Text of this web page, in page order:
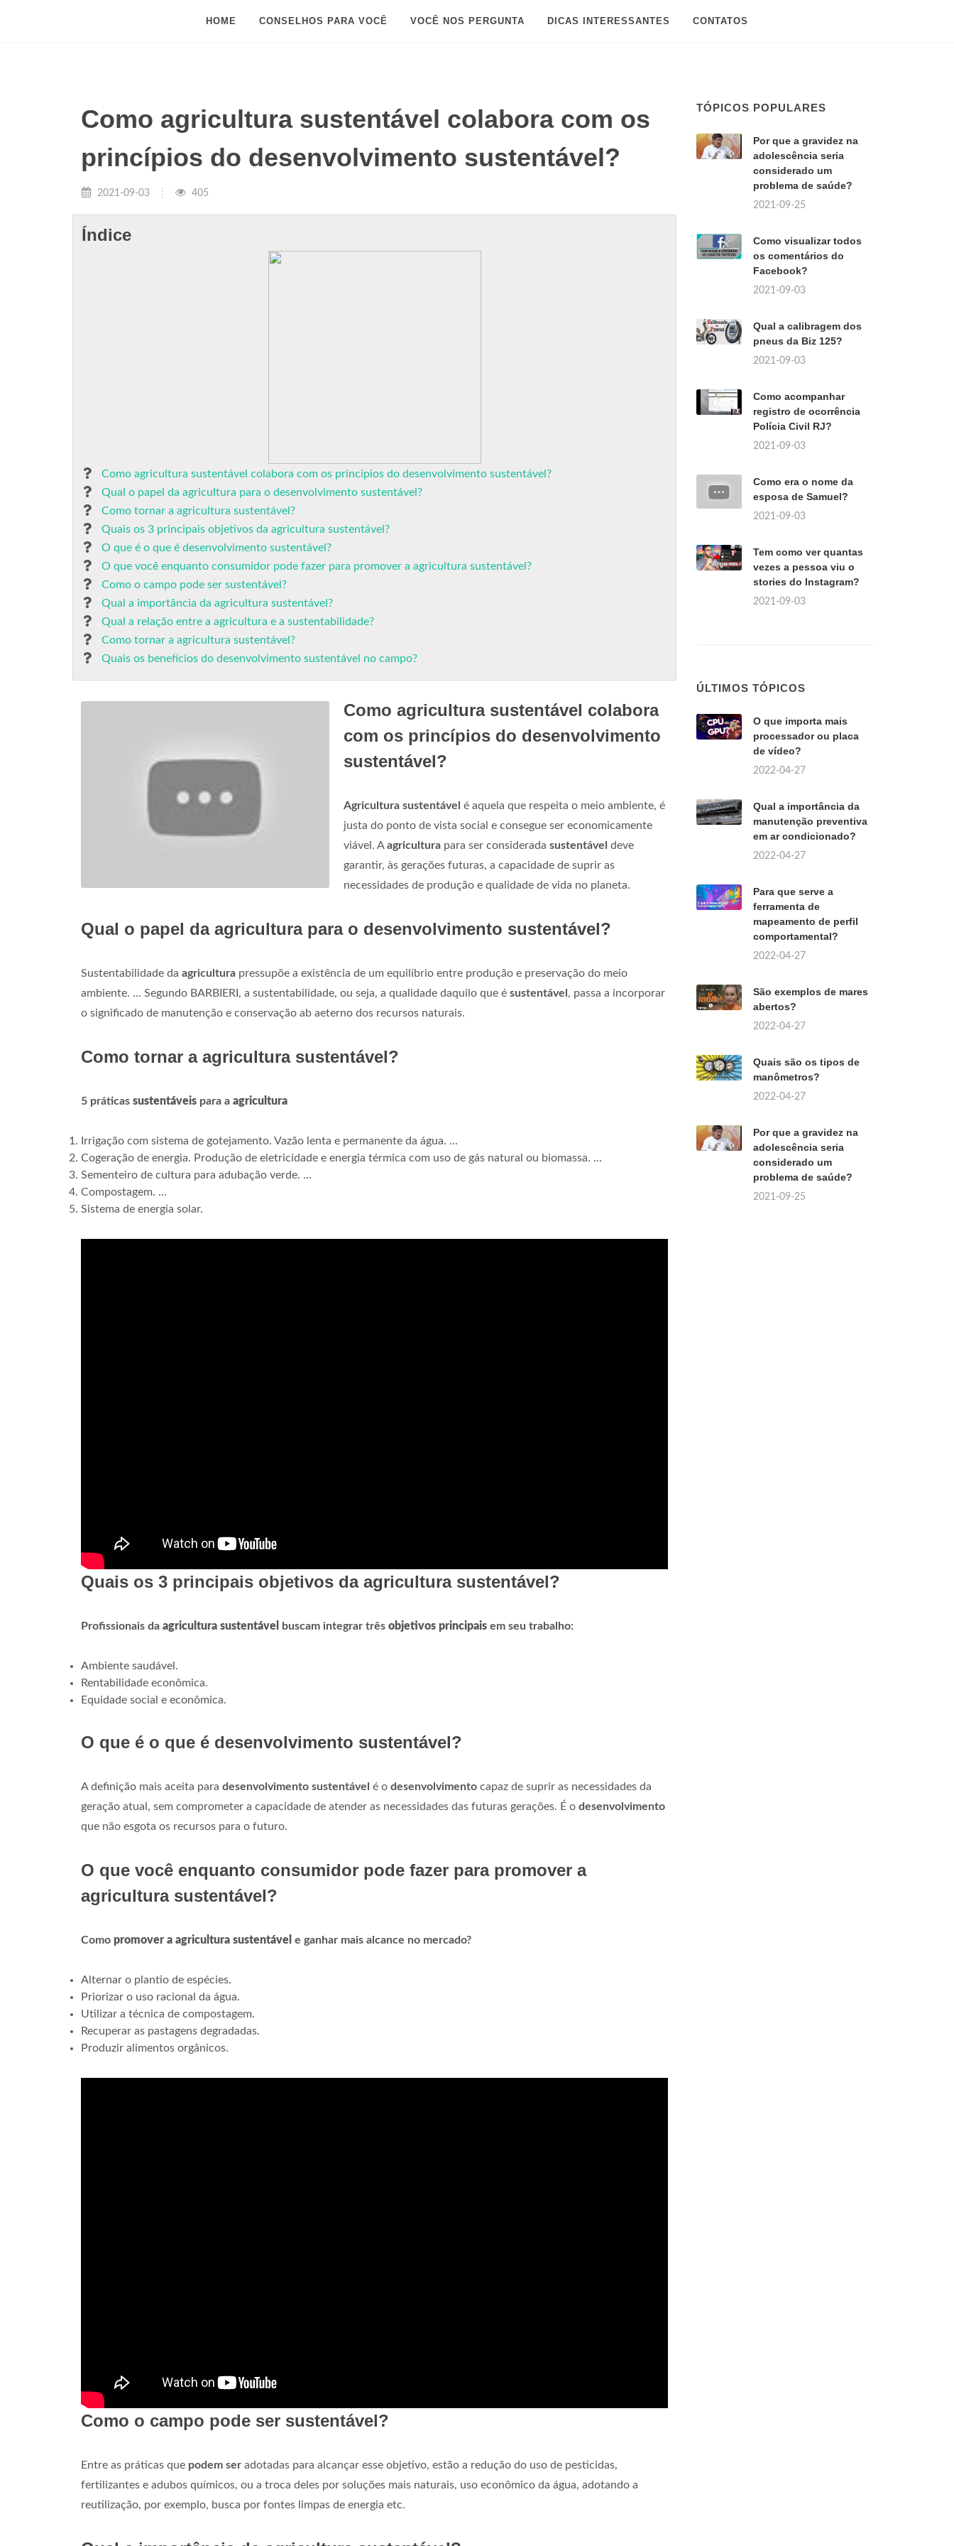
HOME CONSELHOS PARA VOCÊ VOCÊ NOS PERGUNTA DICAS INTERESSANTES CONTATOS
Como agricultura sustentável colabora com os
princípios do desenvolvimento sustentável?
2021-09-03 405
Índice
Como agricultura sustentável colabora com os princípios do desenvolvimento sustentável?
Qual o papel da agricultura para o desenvolvimento sustentável?
Como tornar a agricultura sustentável?
Quais os 3 principais objetivos da agricultura sustentável?
O que é o que é desenvolvimento sustentável?
O que você enquanto consumidor pode fazer para promover a agricultura sustentável?
Como o campo pode ser sustentável?
Qual a importância da agricultura sustentável?
Qual a relação entre a agricultura e a sustentabilidade?
Como tornar a agricultura sustentável?
Quais os benefícios do desenvolvimento sustentável no campo?
Como agricultura sustentável colabora
com os princípios do desenvolvimento
sustentável?
Agricultura sustentável é aquela que respeita o meio ambiente, é
justa do ponto de vista social e consegue ser economicamente
viável. Aagricultura para ser considerada sustentável deve
garantir, às gerações futuras, a capacidade de suprir as
necessidades de produção e qualidade de vida no planeta.
Qual o papel da agricultura para o desenvolvimento sustentável?
Sustentabilidade da agricultura pressupõe a existência de um equilíbrio entre produção e preservação do meio
ambiente. ... Segundo BARBIERI, a sustentabilidade, ou seja, a qualidade daquilo que é sustentável , passa a incorporar
o significado de manutenção e conservação ab aeterno dos recursos naturais.
Como tornar a agricultura sustentável?
5 práticas sustentáveis para a agricultura
Irrigação com sistema de gotejamento. Vazão lenta e permanente da água. ...
Cogeração de energia. Produção de eletricidade e energia térmica com uso de gás natural ou biomassa. ...
Sementeiro de cultura para adubação verde. ...
Compostagem. ...
Sistema de energia solar.
Quais os 3 principais objetivos da agricultura sustentável?
Profissionais da agricultura sustentável buscam integrar três objetivos principais em seu trabalho:
Ambiente saudável.
Rentabilidade econômica.
Equidade social e econômica.
O que é o que é desenvolvimento sustentável?
A definição mais aceita para desenvolvimento sustentável é o desenvolvimento capaz de suprir as necessidades da
geração atual, sem comprometer a capacidade de atender as necessidades das futuras gerações. É o desenvolvimento
que não esgota os recursos para o futuro.
O que você enquanto consumidor pode fazer para promover a
agricultura sustentável?
Como promover a agricultura sustentável e ganhar mais alcance no mercado?
Alternar o plantio de espécies.
Priorizar o uso racional da água.
Utilizar a técnica de compostagem.
Recuperar as pastagens degradadas.
Produzir alimentos orgânicos.
Como o campo pode ser sustentável?
Entre as práticas que podem ser adotadas para alcançar esse objetivo, estão a redução do uso de pesticidas,
fertilizantes e adubos químicos, ou a troca deles por soluções mais naturais, uso econômico da água, adotando a
reutilização, por exemplo, busca por fontes limpas de energia etc.
TÓPICOS POPULARES
Por que a gravidez na
adolescência seria
considerado um
problema de saúde?
2021-09-25
Como visualizar todos
os comentários do
Facebook?
2021-09-03
Qual a calibragem dos
pneus da Biz 125?
2021-09-03
Como acompanhar
registro de ocorrência
Polícia Civil RJ?
2021-09-03
Como era o nome da
esposa de Samuel?
2021-09-03
Tem como ver quantas
vezes a pessoa viu o
stories do Instagram?
2021-09-03
ÚLTIMOS TÓPICOS
O que importa mais
processador ou placa
de vídeo?
2022-04-27
Qual a importância da
manutenção preventiva
em ar condicionado?
2022-04-27
Para que serve a
ferramenta de
mapeamento de perfil
comportamental?
2022-04-27
São exemplos de mares
abertos?
2022-04-27
Quais são os tipos de
manômetros?
2022-04-27
Por que a gravidez na
adolescência seria
considerado um
problema de saúde?
2021-09-25